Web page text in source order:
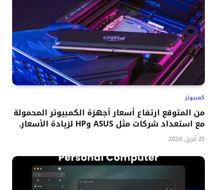
كمبيوتر
من المتوقع ارتفاع أسعار أجهزة الكمبيوتر المحمولة
مع استعداد شركات مثل ASUS وHP لزيادة الأسعار.
25 أبريل, 2026